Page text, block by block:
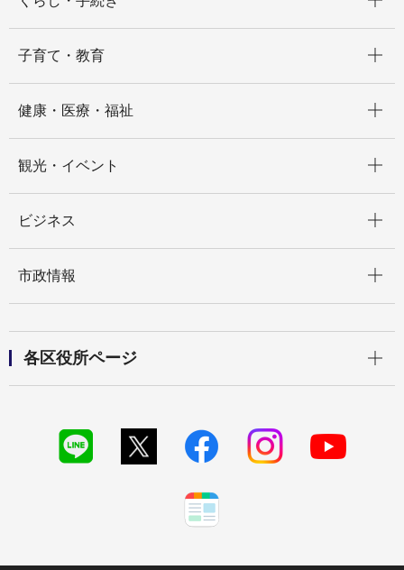
子育て・教育
健康・医療・福祉
観光・イベント
ビジネス
市政情報
各区役所ページ